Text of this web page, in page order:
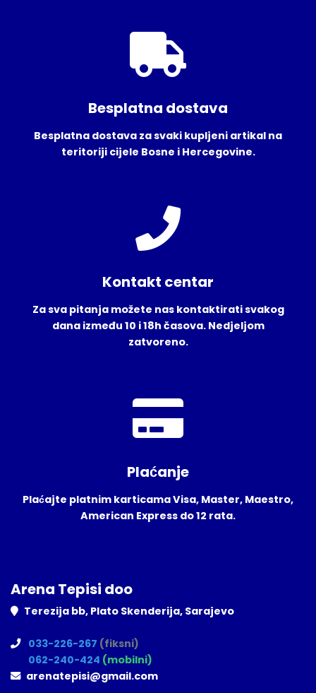
Besplatna dostava
Besplatna dostava za svaki kupljeni artikal na
teritoriji cijele Bosne i Hercegovine.
Kontakt centar
Za sva pitanja možete nas kontaktirati svakog
dana između 10 i 18h časova. Nedjeljom
zatvoreno.
Plaćanje
Plaćajte platnim karticama Visa, Master, Maestro,
American Express do 12 rata.
Arena Tepisi doo
Terezija bb, Plato Skenderija, Sarajevo
033-226-267 (fiksni)
062-240-424 (mobilni)
arenatepisi@gmail.com